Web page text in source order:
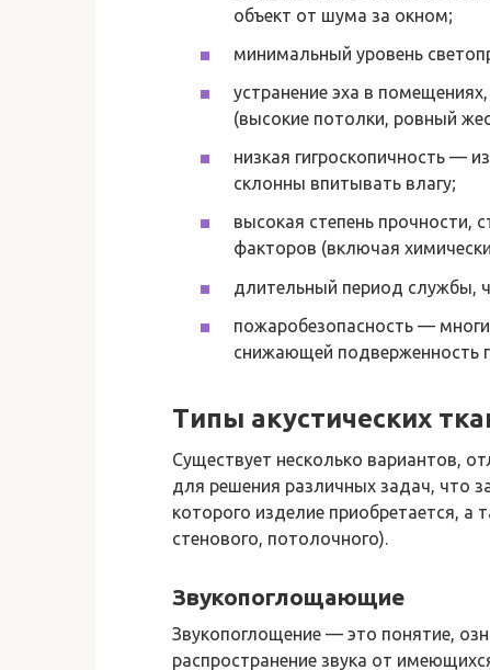
объект от шума за окном;
минимальный уровень
устранение эха в
(высокие потолки, ровный
низкая гигроскопичность —
склонны впитывать влагу;
высокая степень прочности,
факторов (включая
длительный период службы,
пожаробезопасность —
снижающей подверженность
Типы акустических
Существует несколько вариантов,
для решения различных задач, что
которого изделие приобретается, а
стенового, потолочного).
Звукопоглощающие
Звукопоглощение — это понятие,
распространение звука от